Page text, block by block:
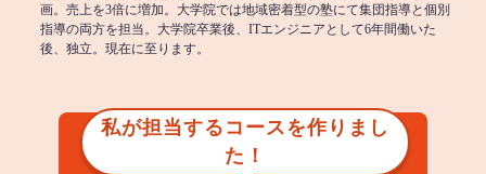
画。売上を3倍に増加。大学院では地域密着型の塾にて集団指導と個別
指導の両方を担当。大学院卒業後、ITエンジニアとして6年間働いた
後、独立。現在に至ります。
私が担当するコースを作りまし
た！